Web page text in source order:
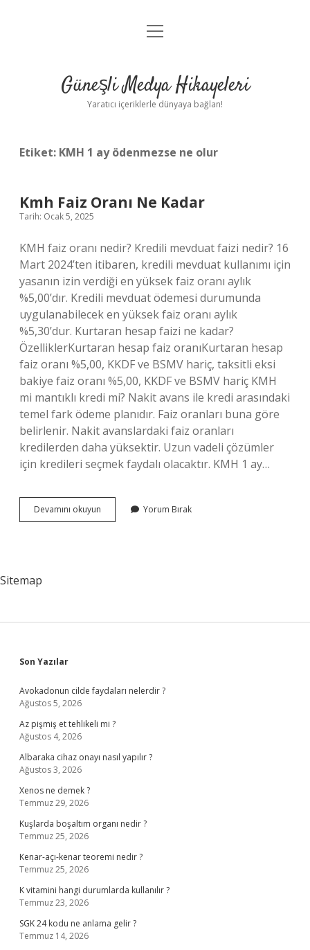
Anasayfa
Yasal Uyarı
menüyü
Güneşli Medya Hikayeleri
Yaratıcı içeriklerle dünyaya bağlan!
Etiket: KMH 1 ay ödenmezse ne olur
Kmh Faiz Oranı Ne Kadar
Tarih: Ocak 5, 2025
KMH faiz oranı nedir? Kredili mevduat faizi nedir? 16
Mart 2024’ten itibaren, kredili mevduat kullanımı için
yasanın izin verdiği en yüksek faiz oranı aylık
%5,00’dır. Kredili mevduat ödemesi durumunda
uygulanabilecek en yüksek faiz oranı aylık
%5,30’dur. Kurtaran hesap faizi ne kadar?
ÖzelliklerKurtaran hesap faiz oranıKurtaran hesap
faiz oranı %5,00, KKDF ve BSMV hariç, taksitli eksi
bakiye faiz oranı %5,00, KKDF ve BSMV hariç KMH
mi mantıklı kredi mi? Nakit avans ile kredi arasındaki
temel fark ödeme planıdır. Faiz oranları buna göre
belirlenir. Nakit avanslardaki faiz oranları
kredilerden daha yüksektir. Uzun vadeli çözümler
için kredileri seçmek faydalı olacaktır. KMH 1 ay…
Devamını okuyun
Faiz
Yorum Bırak
Sitemap
Sidebar
Son Yazılar
Avokadonun cilde faydaları nelerdir ?
Ağustos 5, 2026
Az pişmiş et tehlikeli mi ?
Ağustos 4, 2026
Albaraka cihaz onayı nasıl yapılır ?
Ağustos 3, 2026
Xenos ne demek ?
Temmuz 29, 2026
Kuşlarda boşaltım organı nedir ?
Temmuz 25, 2026
Kenar-açı-kenar teoremi nedir ?
Temmuz 25, 2026
K vitamini hangi durumlarda kullanılır ?
Temmuz 23, 2026
SGK 24 kodu ne anlama gelir ?
Temmuz 14, 2026